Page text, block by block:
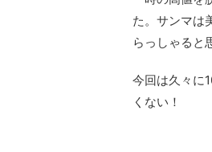
た。サンマは
らっしゃると
今回は久々に
くない！